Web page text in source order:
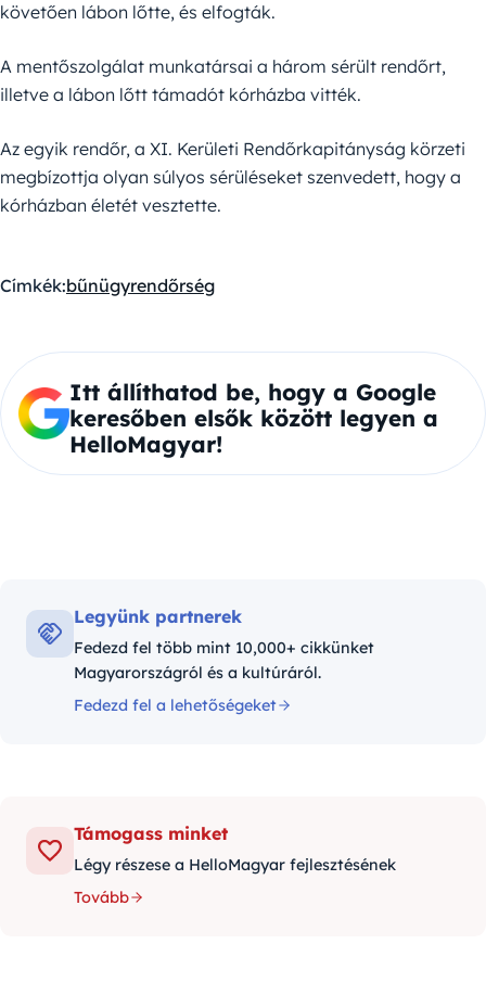
követően lábon lőtte, és elfogták.
A mentőszolgálat munkatársai a három sérült rendőrt,
illetve a lábon lőtt támadót kórházba vitték.
Az egyik rendőr, a XI. Kerületi Rendőrkapitányság körzeti
megbízottja olyan súlyos sérüléseket szenvedett, hogy a
kórházban életét vesztette.
Címkék:bűnügyrendőrség
Itt állíthatod be, hogy a Google
keresőben elsők között legyen a
HelloMagyar!
Legyünk partnerek
Fedezd fel több mint 10,000+ cikkünket
Magyarországról és a kultúráról.
Fedezd fel a lehetőségeket
Támogass minket
Légy részese a HelloMagyar fejlesztésének
Tovább